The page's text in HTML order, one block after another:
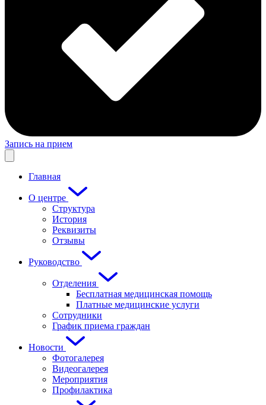
Запись на прием
Главная
О центре
Структура
История
Реквизиты
Отзывы
Руководство
Отделения
Бесплатная медицинская помощь
Платные медицинские услуги
Сотрудники
График приема граждан
Новости
Фотогалерея
Видеогалерея
Мероприятия
Профилактика